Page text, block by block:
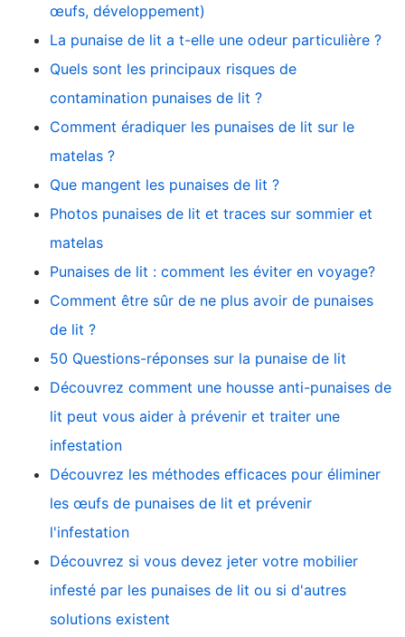
œufs, développement)
La punaise de lit a t-elle une odeur particulière ?
Quels sont les principaux risques de
contamination punaises de lit ?
Comment éradiquer les punaises de lit sur le
matelas ?
Que mangent les punaises de lit ?
Photos punaises de lit et traces sur sommier et
matelas
Punaises de lit : comment les éviter en voyage?
Comment être sûr de ne plus avoir de punaises
de lit ?
50 Questions-réponses sur la punaise de lit
Découvrez comment une housse anti-punaises de
lit peut vous aider à prévenir et traiter une
infestation
Découvrez les méthodes efficaces pour éliminer
les œufs de punaises de lit et prévenir
l'infestation
Découvrez si vous devez jeter votre mobilier
infesté par les punaises de lit ou si d'autres
solutions existent